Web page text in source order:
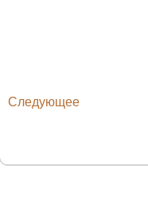
Следующее